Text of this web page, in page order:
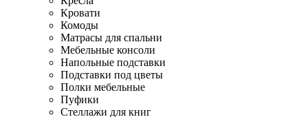
Кровати
Комоды
Матрасы для спальни
Мебельные консоли
Напольные подставки
Подставки под цветы
Полки мебельные
Пуфики
Стеллажи для книг